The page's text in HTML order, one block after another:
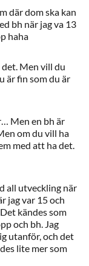
där dom ska kan
bh när jag va 13
haha
det. Men vill du
är fin som du är
Men en bh är
om du vill ha
med att ha det.
all utveckling när
jag var 15 och
kändes som
och bh. Jag
utanför, och det
lite mer som